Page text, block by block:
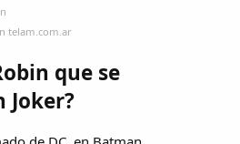
telam.com.ar
que se
Joker?